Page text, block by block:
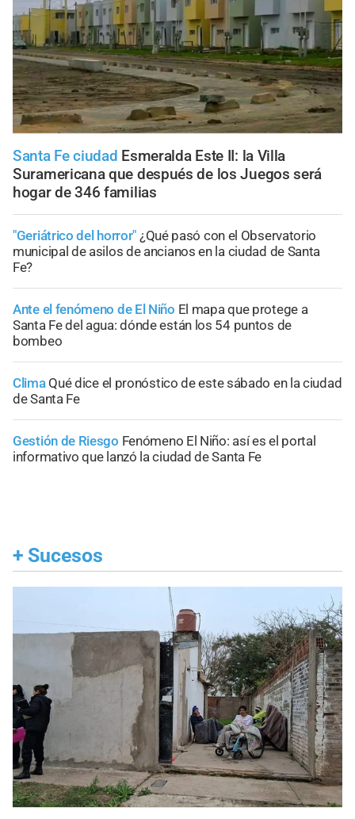
Santa Fe ciudad Esmeralda Este II: la Villa
Suramericana que después de los Juegos será
hogar de 346 familias
"Geriátrico del horror" ¿Qué pasó con el Observatorio
municipal de asilos de ancianos en la ciudad de Santa
Fe?
Ante el fenómeno de El Niño El mapa que protege a
Santa Fe del agua: dónde están los 54 puntos de
bombeo
Clima Qué dice el pronóstico de este sábado en la ciudad
de Santa Fe
Gestión de Riesgo Fenómeno El Niño: así es el portal
informativo que lanzó la ciudad de Santa Fe
+ Sucesos